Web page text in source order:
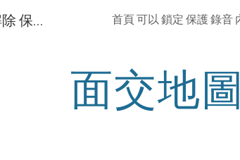
to main content
要幸福的卡片 可以 重複鎖定或解除 保護 錄音 內容 不用切換開關/不用破壞卡片
面交地圖